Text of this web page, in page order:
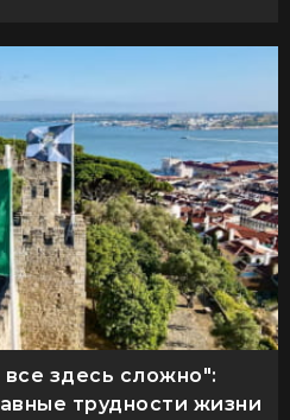
здесь сложно":
трудности жизни